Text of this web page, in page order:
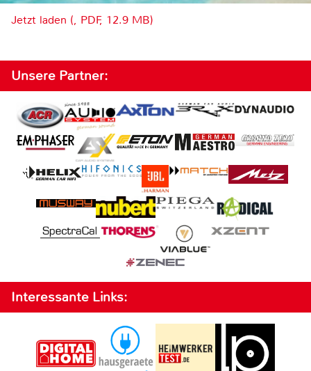
Jetzt laden (, PDF, 12.9 MB)
Unsere Partner:
Interessante Links: